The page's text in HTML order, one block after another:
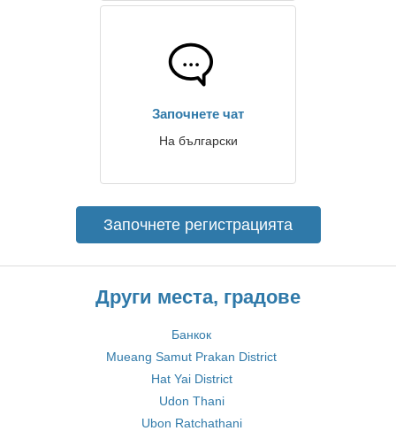
Започнете чат
На български
Започнете регистрацията
Други места, градове
Банкок
Mueang Samut Prakan District
Hat Yai District
Udon Thani
Ubon Ratchathani